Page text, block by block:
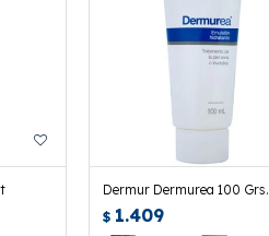
Dermur Dermurea 100 Grs.
$ 1.409